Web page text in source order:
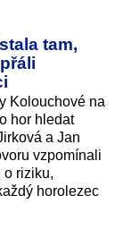
tam,
Kolouchové na
hor hledat
a Jan
vzpomínali
o riziku,
horolezec